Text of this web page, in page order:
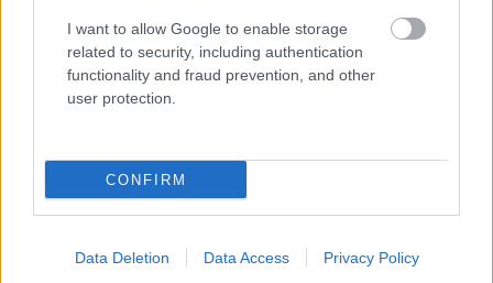
I want to allow Google to enable storage
related to security, including authentication
functionality and fraud prevention, and other
user protection.
CONFIRM
Data Deletion Data Access Privacy Policy
Η εξωτική παραλία της Πάργας που θα λατρέψετε